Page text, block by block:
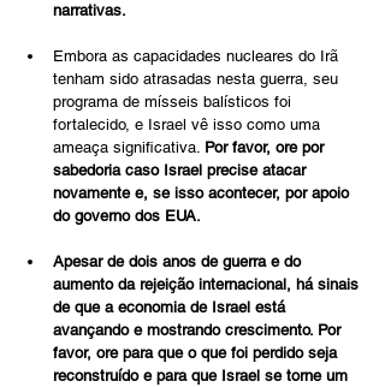
narrativas.
Embora as capacidades nucleares do Irã
tenham sido atrasadas nesta guerra, seu
programa de mísseis balísticos foi
fortalecido, e Israel vê isso como uma
ameaça significativa. Por favor, ore por
sabedoria caso Israel precise atacar
novamente e, se isso acontecer, por apoio
do governo dos EUA.
Apesar de dois anos de guerra e do
aumento da rejeição internacional, há sinais
de que a economia de Israel está
avançando e mostrando crescimento. Por
favor, ore para que o que foi perdido seja
reconstruído e para que Israel se torne um